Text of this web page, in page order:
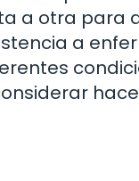
a otra para
a